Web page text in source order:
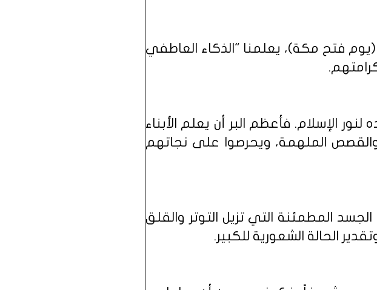
فتح مكة)، يعلمنا "الذكاء العاطفي
الإسلام. فأعظم البر أن يعلم الأبناء
والقصص الملهمة، ويحرصوا على نجاتهم
المطمئنة التي تزيل التوتر والقلق
الحالة الشعورية للكبير.